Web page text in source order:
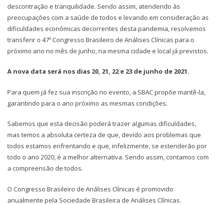
descontração e tranquilidade. Sendo assim, atendendo às
preocupações com a saúde de todos e levando em consideração as
dificuldades econômicas decorrentes desta pandemia, resolvemos
transferir o 47º Congresso Brasileiro de Análises Clínicas para o
próximo ano no mês de junho, na mesma cidade e local já previstos.
A nova data será nos dias 20, 21, 22 e 23 de junho de 2021.
Para quem já fez sua inscrição no evento, a SBAC propõe mantê-la,
garantindo para o ano próximo as mesmas condições.
Sabemos que esta decisão poderá trazer algumas dificuldades,
mas temos a absoluta certeza de que, devido aos problemas que
todos estamos enfrentando e que, infelizmente, se estenderão por
todo o ano 2020, é a melhor alternativa. Sendo assim, contamos com
a compreensão de todos.
O Congresso Brasileiro de Análises Clínicas é promovido
anualmente pela Sociedade Brasileira de Análises Clínicas.